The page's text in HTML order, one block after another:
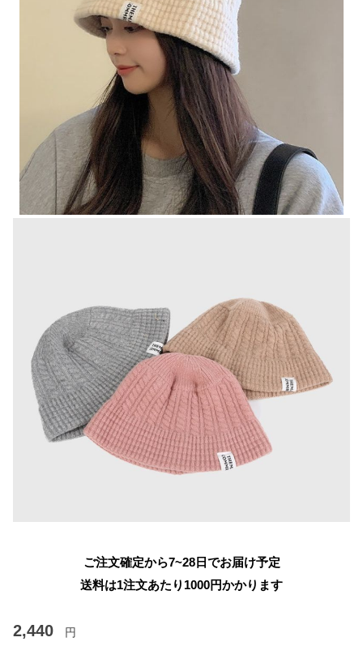
ご注文確定から7~28日でお届け予定
送料は1注文あたり 1000円かかります
2,440 円